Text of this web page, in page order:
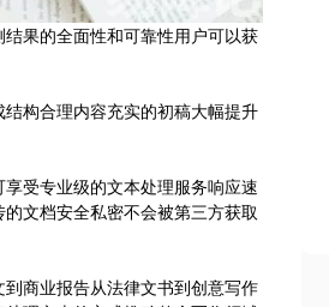
果的全面性和可靠性用户可以获
构合理内容充实的初稿大幅提升
受专业级的文本处理服务响应速
文档安全私密不会被第三方获取
商业报告从法律文书到创意写作